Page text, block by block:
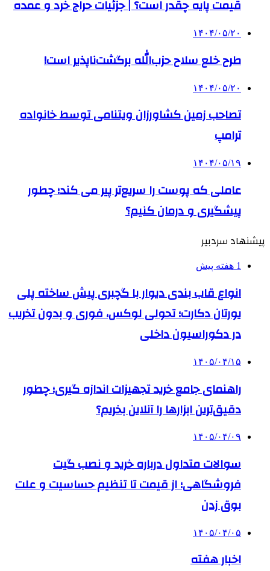
قیمت پایه چقدر است؟ | جزئیات حراج خرد و عمده
۱۴۰۴/۰۵/۲۰
طرح خلع سلاح حزب‌الله برگشت‌ناپذیر است!
۱۴۰۴/۰۵/۲۰
تصاحب زمین کشاورزان ویتنامی توسط خانواده
ترامپ
۱۴۰۴/۰۵/۱۹
عاملی که پوست را سریع‌تر پیر می کند؛ چطور
پیشگیری و درمان کنیم؟
پیشنهاد سردبیر
1 هفته پیش
انواع قاب بندی دیوار با گچبری پیش ساخته پلی
یورتان دکارت؛ تحولی لوکس، فوری و بدون تخریب
در دکوراسیون داخلی
۱۴۰۵/۰۴/۱۵
راهنمای جامع خرید تجهیزات اندازه گیری؛ چطور
دقیق‌ترین ابزارها را آنلاین بخریم؟
۱۴۰۵/۰۴/۰۹
سوالات متداول درباره خرید و نصب گیت
فروشگاهی؛ از قیمت تا تنظیم حساسیت و علت
بوق زدن
۱۴۰۵/۰۴/۰۵
اخبار هفته